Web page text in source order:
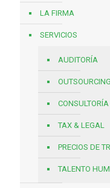
LA FIRMA
SERVICIOS
AUDITORÍA
OUTSOURCING
CONSULTORÍA
TAX & LEGAL
PRECIOS DE
TALENTO